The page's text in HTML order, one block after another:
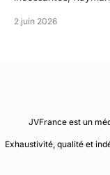
2 juin 2026
JVFrance est un
Exhaustivité, qualité et